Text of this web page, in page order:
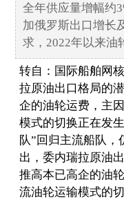
全年供应量增幅约
加俄罗斯出口增长
求，2022年以来油
转自：国际船舶网
拉原油出口格局的
企的油轮运费，主
模式的切换正在发
队”回归主流船队
出，委内瑞拉原油
推高本已高企的油
流油轮运输模式的